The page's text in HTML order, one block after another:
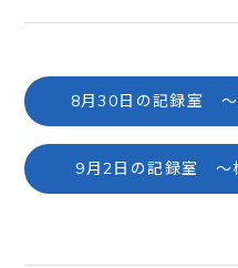
8月30日の記録室 ～
9月2日の記録室 ～